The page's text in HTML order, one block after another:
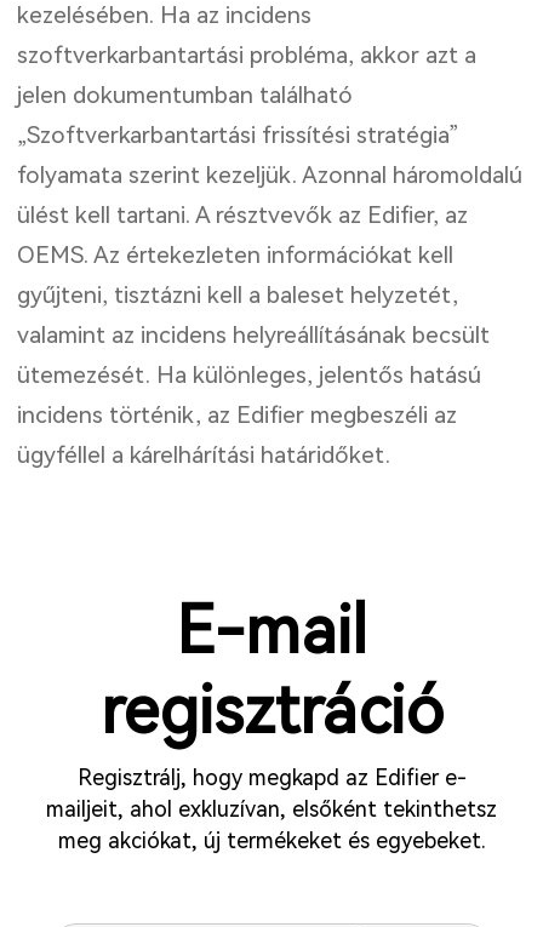
kezelésében. Ha az incidens
szoftverkarbantartási probléma, akkor azt a
jelen dokumentumban található
„Szoftverkarbantartási frissítési stratégia”
folyamata szerint kezeljük. Azonnal háromoldalú
ülést kell tartani. A résztvevők az Edifier, az
OEMS. Az értekezleten információkat kell
gyűjteni, tisztázni kell a baleset helyzetét,
valamint az incidens helyreállításának becsült
ütemezését. Ha különleges, jelentős hatású
incidens történik, az Edifier megbeszéli az
ügyféllel a kárelhárítási határidőket.
E-mail
regisztráció
Regisztrálj, hogy megkapd az Edifier e-
mailjeit, ahol exkluzívan, elsőként tekinthetsz
meg akciókat, új termékeket és egyebeket.